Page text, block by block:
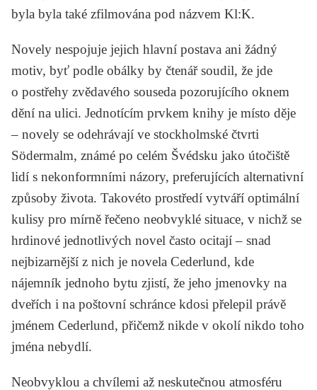
byla byla také zfilmována pod názvem Kl:K.
Novely nespojuje jejich hlavní postava ani žádný
motiv, byť podle obálky by čtenář soudil, že jde
o postřehy zvědavého souseda pozorujícího oknem
dění na ulici. Jednotícím prvkem knihy je místo děje
– novely se odehrávají ve stockholmské čtvrti
Södermalm, známé po celém Švédsku jako útočiště
lidí s nekonformními názory, preferujících alternativní
způsoby života. Takovéto prostředí vytváří optimální
kulisy pro mírně řečeno neobvyklé situace, v nichž se
hrdinové jednotlivých novel často ocitají – snad
nejbizarnější z nich je novela Cederlund, kde
nájemník jednoho bytu zjistí, že jeho jmenovky na
dveřích i na poštovní schránce kdosi přelepil právě
jménem Cederlund, přičemž nikde v okolí nikdo toho
jména nebydlí.
Neobvyklou a chvílemi až neskutečnou atmosféru